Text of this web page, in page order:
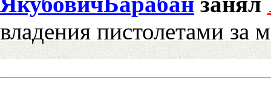
владения пистолетами за